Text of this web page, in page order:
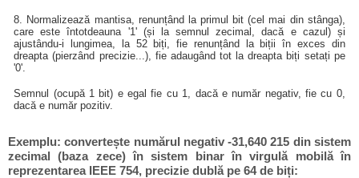
8. Normalizează mantisa, renunțând la primul bit (cel mai din stânga),
care este întotdeauna '1' (și la semnul zecimal, dacă e cazul) și
ajustându-i lungimea, la 52 biți, fie renunțând la biții în exces din
dreapta (pierzând precizie...), fie adaugând tot la dreapta biți setați pe
'0'.
Semnul (ocupă 1 bit) e egal fie cu 1, dacă e număr negativ, fie cu 0,
dacă e număr pozitiv.
Exemplu: convertește numărul negativ -31,640 215 din sistem
zecimal (baza zece) în sistem binar în virgulă mobilă în
reprezentarea IEEE 754, precizie dublă pe 64 de biți: